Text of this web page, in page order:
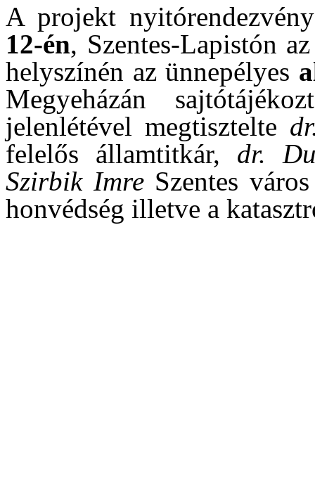
A projekt
12-én, Szentes-Lapistón
helyszínén az ünnepélyes
Megyeházán
jelenlétével megtisztelte
felelős államtitkár, dr.
Szirbik ImreSzentes
honvédség illetve a